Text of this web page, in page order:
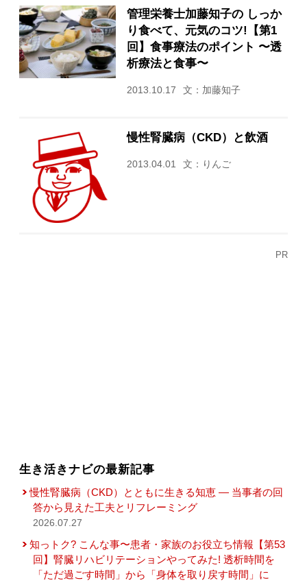
管理栄養士加藤知子の しっか
り食べて、元気のコツ!【第1
回】食事療法のポイント 〜透
析療法と食事〜
2013.10.17 文：加藤知子
慢性腎臓病（CKD）と飲酒
2013.04.01 文：りんご
PR
生き活きナビの最新記事
慢性腎臓病（CKD）とともに生きる知恵 — 当事者の回
答から見えた工夫とリフレーミング
2026.07.27
知っトク? こんな事〜患者・家族のお役立ち情報【第53
回】腎臓リハビリテーションやってみた! 透析時間を
「ただ過ごす時間」から「身体を取り戻す時間」に